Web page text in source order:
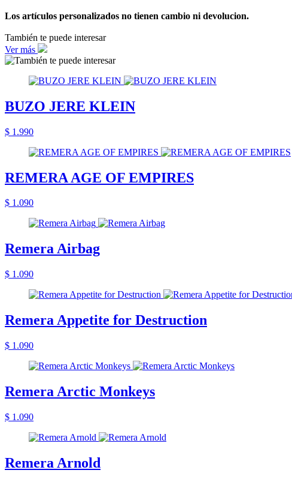
Los artículos personalizados no tienen cambio ni devolucion.
También te puede interesar
Ver más
BUZO JERE KLEIN
$ 1.990
REMERA AGE OF EMPIRES
$ 1.090
Remera Airbag
$ 1.090
Remera Appetite for Destruction
$ 1.090
Remera Arctic Monkeys
$ 1.090
Remera Arnold